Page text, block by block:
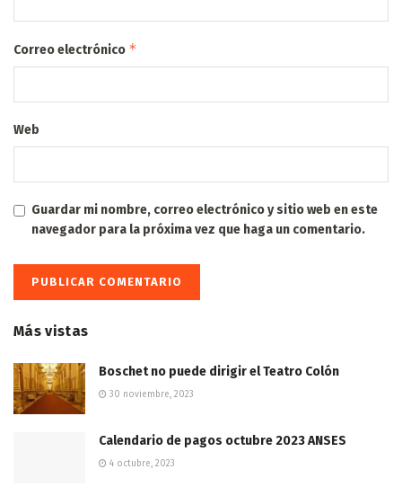
Correo electrónico *
Web
Guardar mi nombre, correo electrónico y sitio web en este
navegador para la próxima vez que haga un comentario.
Más vistas
Boschet no puede dirigir el Teatro Colón
30 noviembre, 2023
Calendario de pagos octubre 2023 ANSES
4 octubre, 2023